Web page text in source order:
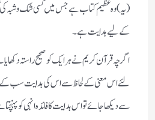
(یہ) وہ عظیم کتاب ہے جس میں کسی شک وشبہ کی
کے لیے ہدایت ہے۔
اگرچہ قرآن کریم نے ہر ایک کو صحیح راستہ
لئے اس معنی کے لحاظ سے اس کی ہدایت سب کے
سے دیکھاجائے تو اس ہدایت کا فائدہ انہی کو